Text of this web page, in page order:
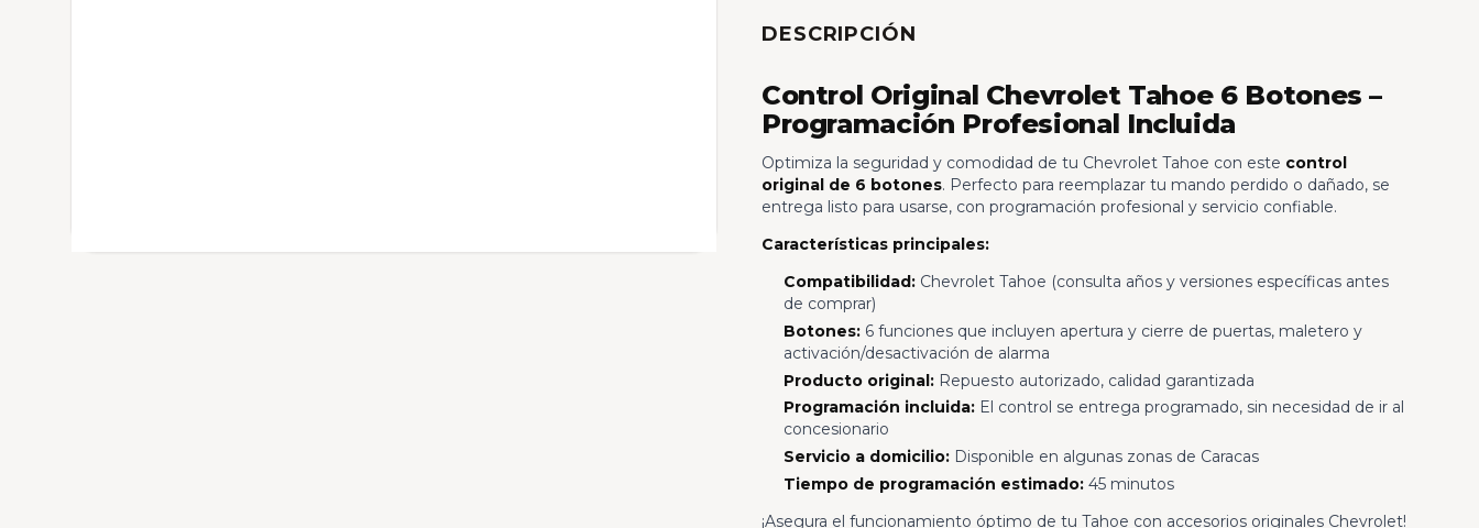
DESCRIPCIÓN
Control Original Chevrolet Tahoe 6 Botones –
Programación Profesional Incluida
Optimiza la seguridad y comodidad de tu Chevrolet Tahoe con este control
original de 6 botones. Perfecto para reemplazar tu mando perdido o dañado, se
entrega listo para usarse, con programación profesional y servicio confiable.
Características principales:
Compatibilidad:Chevrolet Tahoe (consulta años y versiones específicas antes
de comprar)
Botones:6 funciones que incluyen apertura y cierre de puertas, maletero y
activación/desactivación de alarma
Producto original:Repuesto autorizado, calidad garantizada
Programación incluida:El control se entrega programado, sin necesidad de ir al
concesionario
Servicio a domicilio:Disponible en algunas zonas de Caracas
Tiempo de programación estimado:45 minutos
¡Asegura el funcionamiento óptimo de tu Tahoe con accesorios originales Chevrolet!